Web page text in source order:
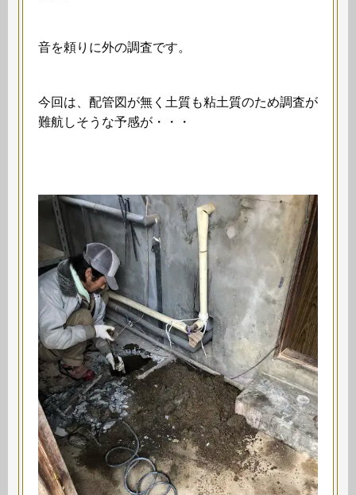
音を頼りに外の調査です。
今回は、配管図が無く土質も粘土質のため調査が
難航しそうな予感が・・・